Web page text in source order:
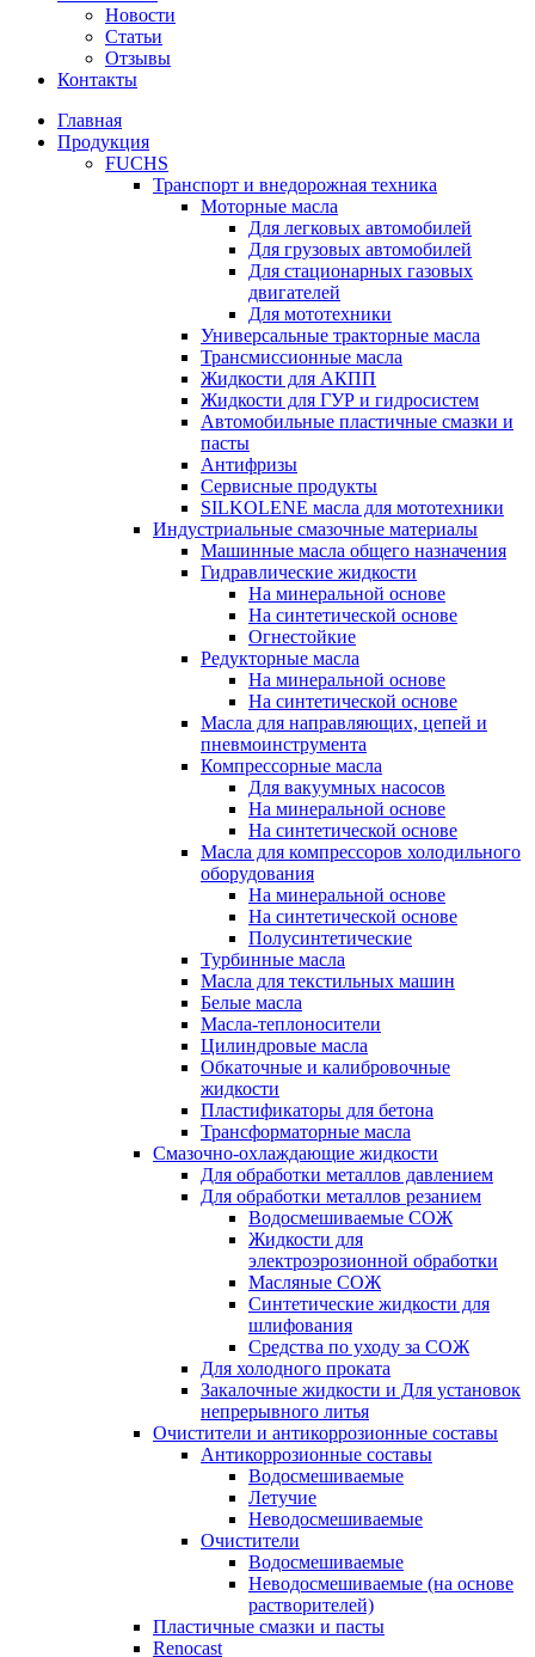
Новости
Статьи
Отзывы
Контакты
Главная
Продукция
FUCHS
Транспорт и внедорожная техника
Моторные масла
Для легковых автомобилей
Для грузовых автомобилей
Для стационарных газовых
двигателей
Для мототехники
Универсальные тракторные масла
Трансмиссионные масла
Жидкости для АКПП
Жидкости для ГУР и гидросистем
Автомобильные пластичные смазки и
пасты
Антифризы
Сервисные продукты
SILKOLENE масла для мототехники
Индустриальные смазочные материалы
Машинные масла общего назначения
Гидравлические жидкости
На минеральной основе
На синтетической основе
Огнестойкие
Редукторные масла
На минеральной основе
На синтетической основе
Масла для направляющих, цепей и
пневмоинструмента
Компрессорные масла
Для вакуумных насосов
На минеральной основе
На синтетической основе
Масла для компрессоров холодильного
оборудования
На минеральной основе
На синтетической основе
Полусинтетические
Турбинные масла
Масла для текстильных машин
Белые масла
Масла-теплоносители
Цилиндровые масла
Обкаточные и калибровочные
жидкости
Пластификаторы для бетона
Трансформаторные масла
Смазочно-охлаждающие жидкости
Для обработки металлов давлением
Для обработки металлов резанием
Водосмешиваемые СОЖ
Жидкости для
электроэрозионной обработки
Масляные СОЖ
Синтетические жидкости для
шлифования
Средства по уходу за СОЖ
Для холодного проката
Закалочные жидкости и Для установок
непрерывного литья
Очистители и антикоррозионные составы
Антикоррозионные составы
Водосмешиваемые
Летучие
Неводосмешиваемые
Очистители
Водосмешиваемые
Неводосмешиваемые (на основе
растворителей)
Пластичные смазки и пасты
Renocast